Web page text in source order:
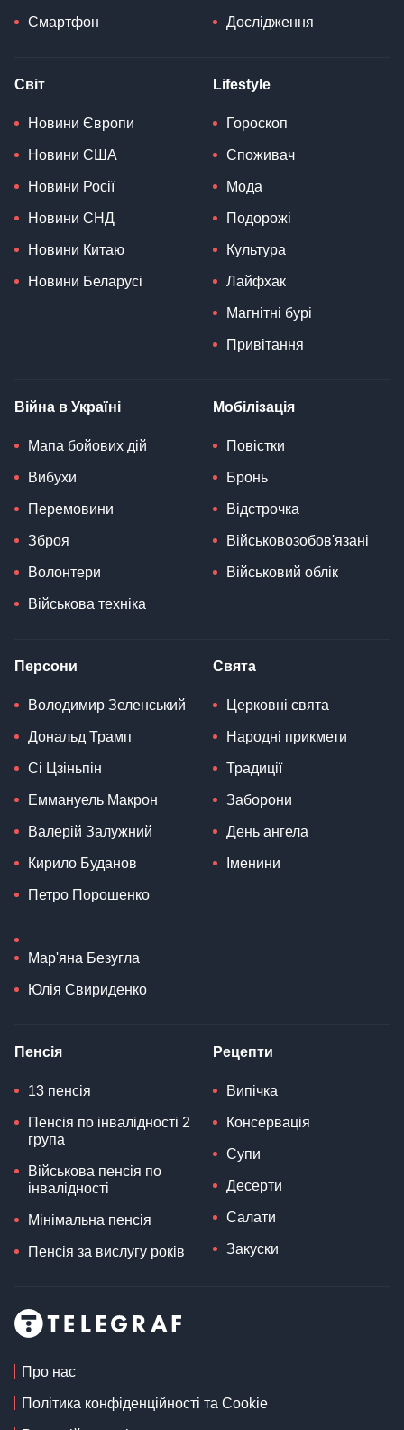
Смартфон Дослідження
Світ
Новини Європи
Новини США
Новини Росії
Новини СНД
Новини Китаю
Новини Беларусі
Lifestyle
Гороскоп
Споживач
Мода
Подорожі
Культура
Лайфхак
Магнітні бурі
Привітання
Війна в Україні
Мапа бойових дій
Вибухи
Перемовини
Зброя
Волонтери
Військова техніка
Мобілізація
Повістки
Бронь
Відстрочка
Військовозобов'язані
Військовий облік
Персони
Володимир Зеленський
Дональд Трамп
Сі Цзіньпін
Еммануель Макрон
Валерій Залужний
Кирило Буданов
Петро Порошенко
Мар'яна Безугла
Юлія Свириденко
Свята
Церковні свята
Народні прикмети
Традиції
Заборони
День ангела
Іменини
Пенсія
13 пенсія
Пенсія по інвалідності 2
група
Військова пенсія по
інвалідності
Мінімальна пенсія
Пенсія за вислугу років
Рецепти
Випічка
Консервація
Супи
Десерти
Салати
Закуски
Про нас
Політика конфіденційності та Cookie